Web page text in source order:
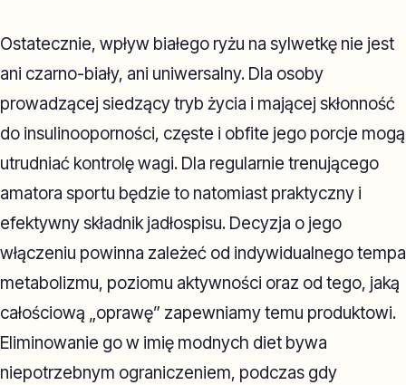
Ostatecznie, wpływ białego ryżu na sylwetkę nie jest
ani czarno-biały, ani uniwersalny. Dla osoby
prowadzącej siedzący tryb życia i mającej skłonność
do insulinooporności, częste i obfite jego porcje mogą
utrudniać kontrolę wagi. Dla regularnie trenującego
amatora sportu będzie to natomiast praktyczny i
efektywny składnik jadłospisu. Decyzja o jego
włączeniu powinna zależeć od indywidualnego tempa
metabolizmu, poziomu aktywności oraz od tego, jaką
całościową „oprawę” zapewniamy temu produktowi.
Eliminowanie go w imię modnych diet bywa
niepotrzebnym ograniczeniem, podczas gdy